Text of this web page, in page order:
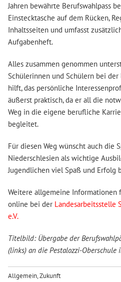
Jahren bewährte Berufswahlpass
Einstecktasche auf dem Rücken,
Inhaltsseiten und umfasst
Aufgabenheft.
Alles zusammen genommen
Schülerinnen und Schülern bei
hilft, das persönliche
äußerst praktisch, da er all die
Weg in die eigene berufliche
begleitet.
Für diesen Weg wünscht auch die
Niederschlesien als wichtige
Jugendlichen viel Spaß und Erfolg
Weitere allgemeine Informationen
online bei der Landesarbeitsstelle
e.V.
Titelbild: Übergabe der
(links) an die Pestalozzi-Oberschule
Allgemein,Zukunft